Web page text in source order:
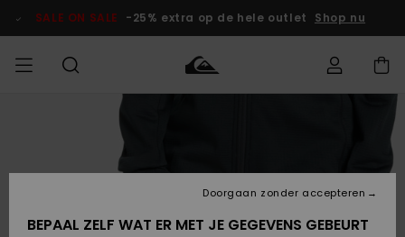
Productinformatie
SALE ON SALE -25% extra op de hele outlet Shop nu
Accessoires
JONGENS
Accessoires
DAMES
Surf Shop
Snow Shop
Kinderen
Retouren
BEPAAL ZELF WAT ER MET JE GEGEVENS GEBEURT
Doorgaan zonder accepteren